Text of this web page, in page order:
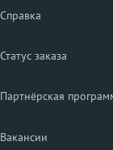
Справка
Статус заказа
Партнёрская
Вакансии